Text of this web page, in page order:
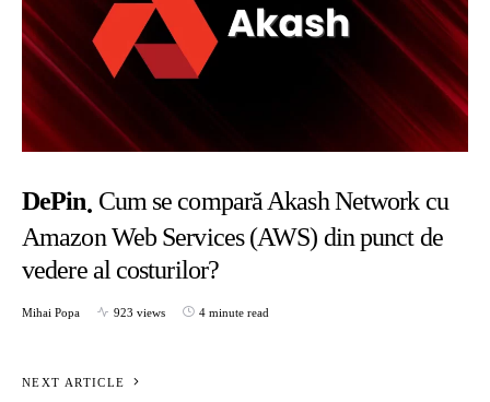
DePin Cum se compară Akash Network cu
Amazon Web Services (AWS) din punct de
vedere al costurilor?
Mihai Popa 923 views 4 minute read
NEXT ARTICLE